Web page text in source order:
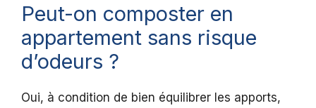
Peut-on composter en
appartement sans risque
d’odeurs ?
Oui, à condition de bien équilibrer les apports,